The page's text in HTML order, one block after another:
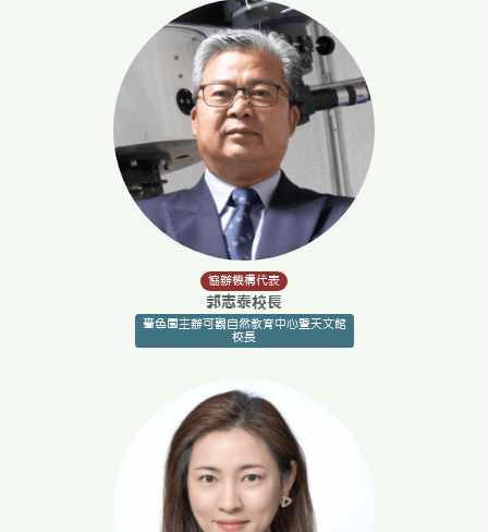
協辦機構代表
郭志泰校長
嗇色園主辦可觀自然教育中心暨天文館
校長